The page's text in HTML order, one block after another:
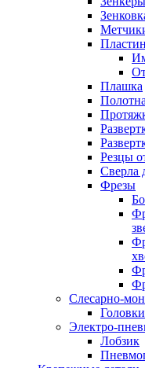
Плашка
Резцы
Сверла
Фрезы
Слесарно-
Электро-
Лобзик